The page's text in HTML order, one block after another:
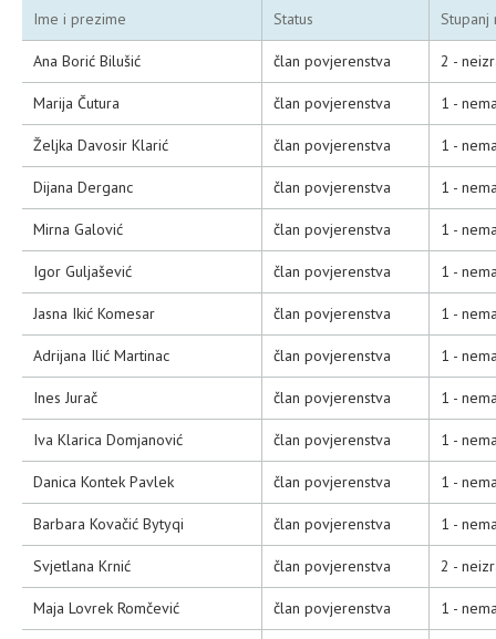
Ime i prezime Status Stupanj
Ana Borić Bilušić član povjerenstva 2 -
Marija Čutura član povjerenstva 1 -
Željka Davosir Klarić član povjerenstva 1 -
Dijana Derganc član povjerenstva 1 -
Mirna Galović član povjerenstva 1 -
Igor Guljašević član povjerenstva 1 -
Jasna Ikić Komesar član povjerenstva 1 -
Adrijana Ilić Martinac član povjerenstva 1 -
Ines Jurač član povjerenstva 1 -
Iva Klarica Domjanović član povjerenstva 1 -
Danica Kontek Pavlek član povjerenstva 1 -
Barbara Kovačić Bytyqi član povjerenstva 1 -
Svjetlana Krnić član povjerenstva 2 -
Maja Lovrek Romčević član povjerenstva 1 -